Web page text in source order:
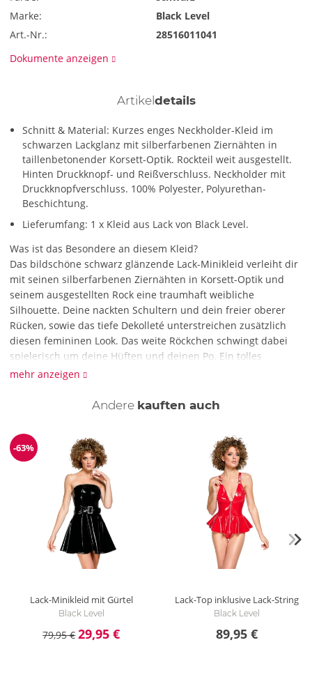
Marke:
Black Level
Art.-Nr.:
28516011041
Dokumente anzeigen
Artikeldetails
Schnitt & Material: Kurzes enges Neckholder-Kleid im
schwarzen Lackglanz mit silberfarbenen Ziernähten in
taillenbetonender Korsett-Optik. Rockteil weit ausgestellt.
Hinten Druckknopf- und Reißverschluss. Neckholder mit
Druckknopfverschluss. 100% Polyester, Polyurethan-
Beschichtung.
Lieferumfang: 1 x Kleid aus Lack von Black Level.
Was ist das Besondere an diesem Kleid?
Das bildschöne schwarz glänzende Lack-Minikleid verleiht dir
mit seinen silberfarbenen Ziernähten in Korsett-Optik und
seinem ausgestellten Rock eine traumhaft weibliche
Silhouette. Deine nackten Schultern und dein freier oberer
Rücken, sowie das tiefe Dekolleté unterstreichen zusätzlich
diesen femininen Look. Das weite Röckchen schwingt dabei
spielerisch um deine Hüften und deinen Po. Ein tolles
Glanzkleid, das dich und deine Kurven zum Strahlen bringt!
Reinige das Kleid mit einer schonenden Handwäsche mit
Lackoberflächen wieder zum Glänzen gebracht werden.
mehr anzeigen
Andere kauften auch
Reduzierung
-63%
Lack-Minikleid mit Gürtel
Black Level
79,95 € 29,95 €
Lack-Top inklusive Lack-String
Black Level
89,95 €